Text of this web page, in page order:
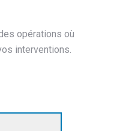
opérations où
interventions.